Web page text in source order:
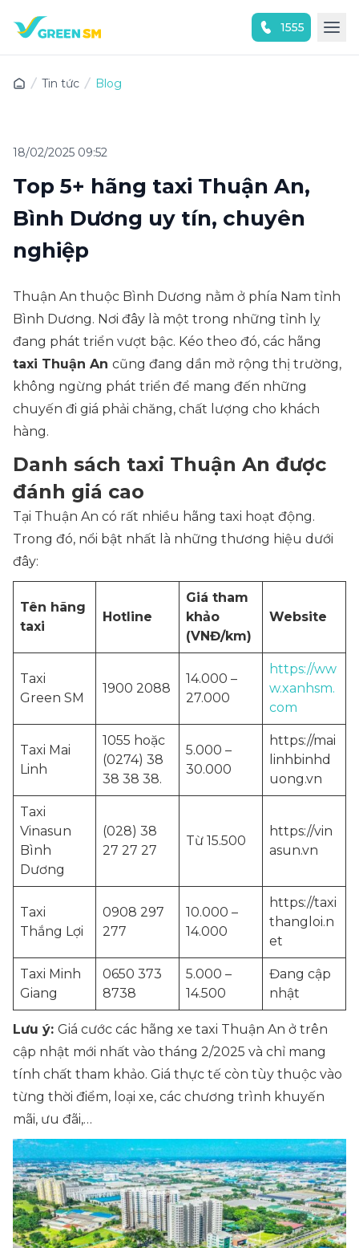
1555
Tin tức Blog
18/02/2025 09:52
Top 5+ hãng taxi Thuận An,
Bình Dương uy tín, chuyên
nghiệp
Thuận An thuộc Bình Dương nằm ở phía Nam tỉnh
Bình Dương. Nơi đây là một trong những tỉnh lỵ
đang phát triển vượt bậc. Kéo theo đó, các hãng
taxi Thuận An cũng đang dần mở rộng thị trường,
không ngừng phát triển để mang đến những
chuyến đi giá phải chăng, chất lượng cho khách
hàng.
Danh sách taxi Thuận An được
đánh giá cao
Tại Thuận An có rất nhiều hãng taxi hoạt động.
Trong đó, nổi bật nhất là những thương hiệu dưới
đây:
Tên hãng
taxi
Hotline
Giá tham
khảo
(VNĐ/km)
Website
Taxi
Green SM
1900 2088
14.000 –
27.000
https://ww
w.xanhsm.
com
Taxi Mai
Linh
1055 hoặc
(0274) 38
38 38 38.
5.000 –
30.000
https://mai
linhbinhd
uong.vn
Taxi
Vinasun
Bình
Dương
(028) 38
27 27 27
Từ 15.500
https://vin
asun.vn
Taxi
Thắng Lợi
0908 297
277
10.000 –
14.000
https://taxi
thangloi.n
et
Taxi Minh
Giang
0650 373
8738
5.000 –
14.500
Đang cập
nhật
Lưu ý: Giá cước các hãng xe taxi Thuận An ở trên
cập nhật mới nhất vào tháng 2/2025 và chỉ mang
tính chất tham khảo. Giá thực tế còn tùy thuộc vào
từng thời điểm, loại xe, các chương trình khuyến
mãi, ưu đãi,…